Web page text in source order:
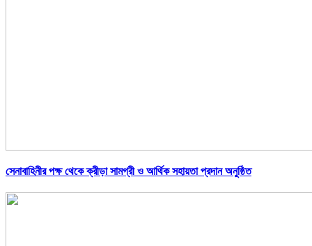
সেনাবাহিনীর পক্ষ থেকে ক্রীড়া সামগ্রী ও আর্থিক সহায়তা প্রদান অনুষ্ঠিত